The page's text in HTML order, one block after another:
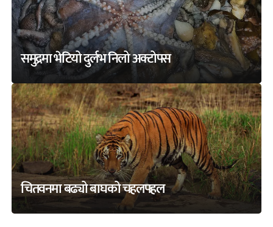
समुद्रमा भेटियो दुर्लभ निलो अक्टोपस
चितवनमा बढ्यो बाघको चहलपहल